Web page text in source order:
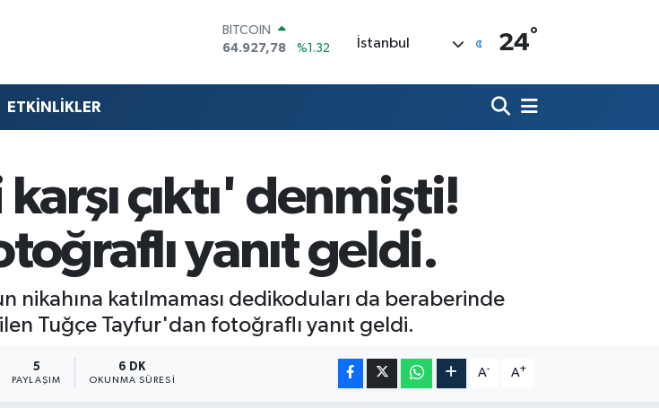
DOLAR
47,5971
%0.05
55,1336
%0.18
BİST100
13.703
%11
BITCOIN
64.927,78
İstanbul 24°
ETKİNLİKLER
çıktı' denmişti!
yanıt geldi.
nikahına katılmaması dedikoduları da beraberinde
Tuğçe Tayfur'dan fotoğraflı yanıt geldi.
5
PAYLAŞIM
6 DK
OKUNMA SÜRESI
A- A+